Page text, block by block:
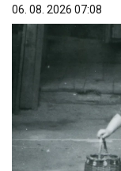
06. 08. 2026 07:08